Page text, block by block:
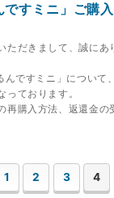
すミニ」ご購
だきまして、誠にあ
ですミニ」につい
ております。
再購入方法、返還金の
1 2 3 4